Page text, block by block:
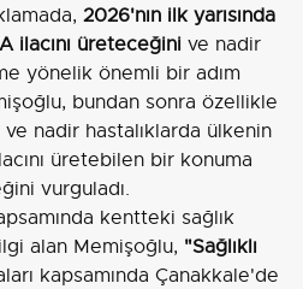
2026'nın ilk yarısında
ilacını üreteceğinive nadir
yönelik önemli bir adım
bundan sonra özellikle
nadir hastalıklarda ülkenin
üretebilen bir konuma
vurguladı.
kentteki sağlık
alan Memişoğlu, "Sağlıklı
kapsamında Çanakkale'de